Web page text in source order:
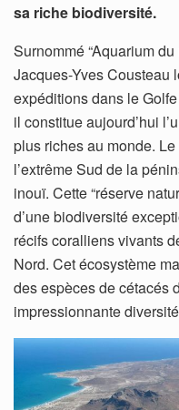
sa riche biodiversité.
Surnommé “Aquarium
Jacques-Yves Cousteau
expéditions dans le
il constitue aujourd’hui
plus riches au monde.
l’extrême Sud de la
inouï. Cette “réserve
d’une biodiversité
récifs coralliens vivants
Nord. Cet écosystème
des espèces de cétacés
impressionnante